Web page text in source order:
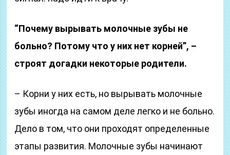
“Почему вырывать молочные зубы не
больно? Потому что у них нет корней”, –
строят догадки некоторые родители.
– Корни у них есть, но вырывать молочные
зубы иногда на самом деле легко и не больно.
Дело в том, что они проходят определенные
этапы развития. Молочные зубы начинают